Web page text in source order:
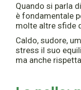
Quando si parla
è fondamentale
molte altre sfide
Caldo, sudore,
stress il suo
ma anche